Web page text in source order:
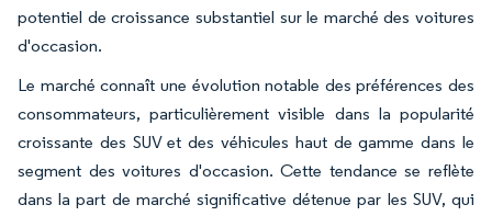
potentiel de croissance substantiel sur le marché des voitures
d'occasion.
Le marché connaît une évolution notable des préférences des
consommateurs, particulièrement visible dans la popularité
croissante des SUV et des véhicules haut de gamme dans le
segment des voitures d'occasion. Cette tendance se reflète
dans la part de marché significative détenue par les SUV, qui